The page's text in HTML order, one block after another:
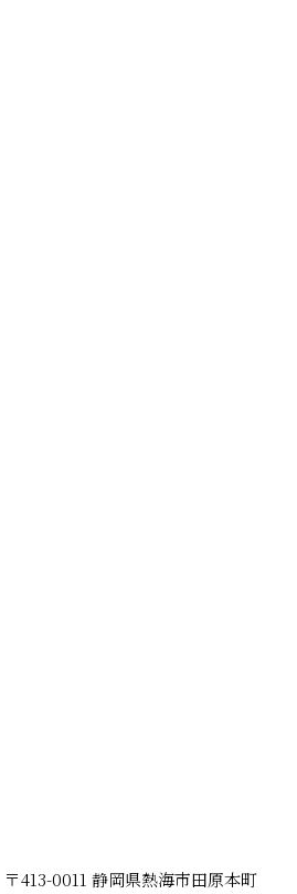
〒413-0011 静岡県熱海市田原本町